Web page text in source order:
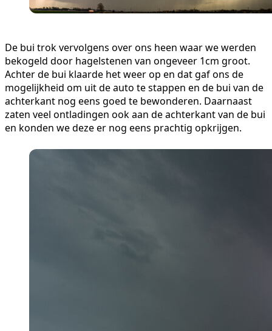
De bui trok vervolgens over ons heen waar we werden
bekogeld door hagelstenen van ongeveer 1cm groot.
Achter de bui klaarde het weer op en dat gaf ons de
mogelijkheid om uit de auto te stappen en de bui van de
achterkant nog eens goed te bewonderen. Daarnaast
zaten veel ontladingen ook aan de achterkant van de bui
en konden we deze er nog eens prachtig opkrijgen.